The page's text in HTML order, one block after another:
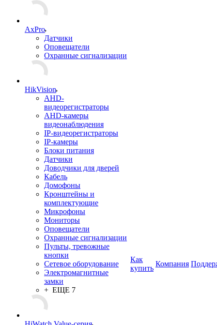
AxPro
Датчики
Оповещатели
Охранные сигнализации
HikVision
AHD-
видеорегистраторы
AHD-камеры
видеонаблюдения
IP-видеорегистраторы
IP-камеры
Блоки питания
Датчики
Доводчики для дверей
Кабель
Домофоны
Кронштейны и
комплектующие
Микрофоны
Мониторы
Оповещатели
Охранные сигнализации
Пульты, тревожные
кнопки
Сетевое оборудование
Электромагнитные
замки
+ ЕЩЕ 7
Как
купить
Компания